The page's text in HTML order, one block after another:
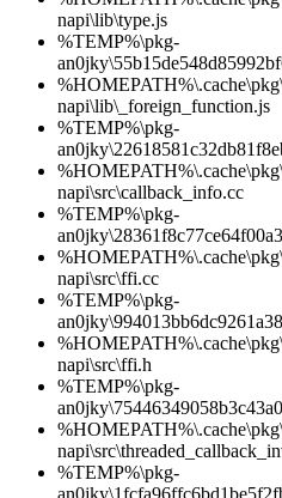
napi\lib\type.js
%TEMP%\pkg-
napi\lib\_foreign_function.js
%TEMP%\pkg-
napi\src\callback_info.cc
%TEMP%\pkg-
napi\src\ffi.cc
%TEMP%\pkg-
napi\src\ffi.h
%TEMP%\pkg-
%TEMP%\pkg-